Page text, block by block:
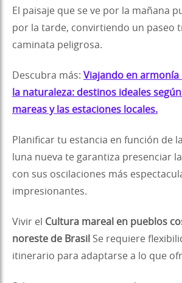
El paisaje que se ve por la mañana
por la tarde, convirtiendo un paseo
caminata peligrosa.
Descubra más: Viajando en armonía
la naturaleza: destinos ideales
mareas y las estaciones locales.
Planificar tu estancia en función de
luna nueva te garantiza presenciar
con sus oscilaciones más
impresionantes.
Vivir el Cultura mareal en pueblos
noreste de Brasil Se requiere
itinerario para adaptarse a lo que